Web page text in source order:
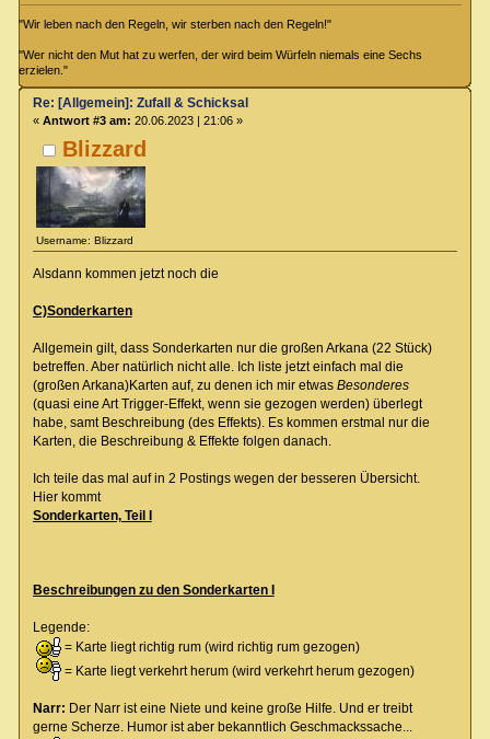
"Wir leben nach den Regeln, wir sterben nach den Regeln!"
"Wer nicht den Mut hat zu werfen, der wird beim Würfeln niemals eine Sechs
erzielen."
Blizzard
Username: Blizzard
Re: [Allgemein]: Zufall & Schicksal
« Antwort #3 am: 20.06.2023 | 21:06 »
Alsdann kommen jetzt noch die
C)Sonderkarten
Allgemein gilt, dass Sonderkarten nur die großen Arkana (22 Stück)
betreffen. Aber natürlich nicht alle. Ich liste jetzt einfach mal die
(großen Arkana)Karten auf, zu denen ich mir etwas Besonderes
(quasi eine Art Trigger-Effekt, wenn sie gezogen werden) überlegt
habe, samt Beschreibung (des Effekts). Es kommen erstmal nur die
Karten, die Beschreibung & Effekte folgen danach.
Ich teile das mal auf in 2 Postings wegen der besseren Übersicht.
Hier kommt
Sonderkarten, Teil I
Beschreibungen zu den Sonderkarten I
Legende:
= Karte liegt richtig rum (wird richtig rum gezogen)
= Karte liegt verkehrt herum (wird verkehrt herum gezogen)
Narr: Der Narr ist eine Niete und keine große Hilfe. Und er treibt
gerne Scherze. Humor ist aber bekanntlich Geschmackssache...